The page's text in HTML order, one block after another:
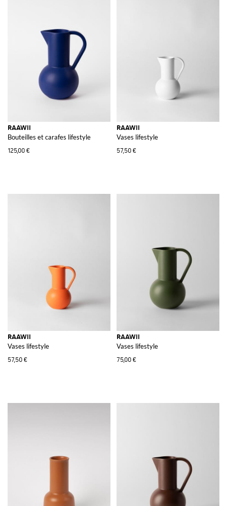
RAAWII
Bouteilles et carafes lifestyle
125,00 €
RAAWII
Vases lifestyle
57,50 €
RAAWII
Vases lifestyle
57,50 €
RAAWII
Vases lifestyle
75,00 €